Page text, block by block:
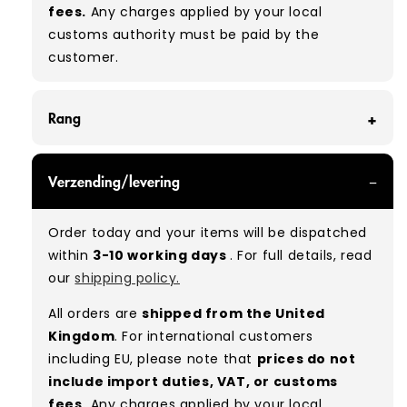
fees. Any charges applied by your local
customs authority must be paid by the
customer.
Rang
can expect items that are in great condition
with minimal signs of wear. While they are
used, they remain free of significant defects
and are in excellent shape overall.
Please note:As these are vintage/used
garments, a small percentage (5–10%) may
have minor flaws such as small tears, holes, or
stains. While we carefully inspect all items, a
Verzending/levering
Order today and your items will be dispatched
within 3-10 working days. For full details, read
ourshipping policy.
All orders are shipped from the United
Kingdom. For international customers
including EU, please note that prices do not
include import duties, VAT, or customs